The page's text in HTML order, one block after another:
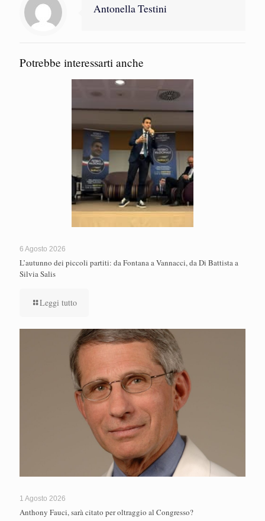
Antonella Testini
Potrebbe interessarti anche
6 Agosto 2026
L’autunno dei piccoli partiti: da Fontana a Vannacci, da Di Battista a
Silvia Salis
Leggi tutto
1 Agosto 2026
Anthony Fauci, sarà citato per oltraggio al Congresso?